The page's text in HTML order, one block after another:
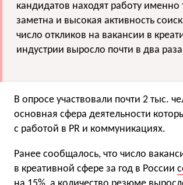
кандидатов находят работу именно
заметна и высокая активность
число откликов на вакансии в
индустрии выросло почти в два
В опросе участвовали почти 2 тыс.
основная сфера деятельности
с работой в PR и коммуникациях.
Ранее сообщалось, что число
в креативной сфере за год в России